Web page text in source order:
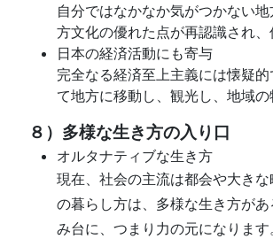
自分ではなかなか気がつかない
方文化の優れた点が再認識され、
日本の経済活動にも寄与
完全なる経済至上主義には懐疑
て地方に移動し、観光し、地域
８）多様な生き方の入り口
オルタナティブな生き方
現在、社会の主流は都会や大き
の暮らし方は、多様な生き方が
み台に、つまり力の元になります